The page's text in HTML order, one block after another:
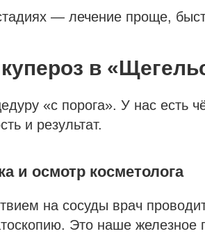
— лечение проще,
в
«с порога». У нас есть
и результат.
и осмотр косметолога
на сосуды врач
Это наше железное